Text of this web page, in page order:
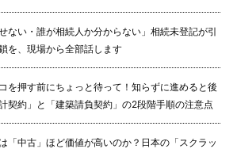
ない・誰が相続人か分からない」相続未登記が引
を、現場から全部話します
を押す前にちょっと待って！知らずに進めると後
契約」と「建築請負契約」の2段階手順の注意点
「中古」ほど価値が高いのか？日本の「スクラッ